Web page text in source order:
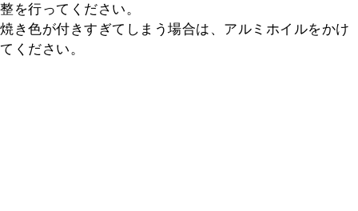
整を行ってください。
焼き色が付きすぎてしまう場合は、アルミホイルをかけ
てください。